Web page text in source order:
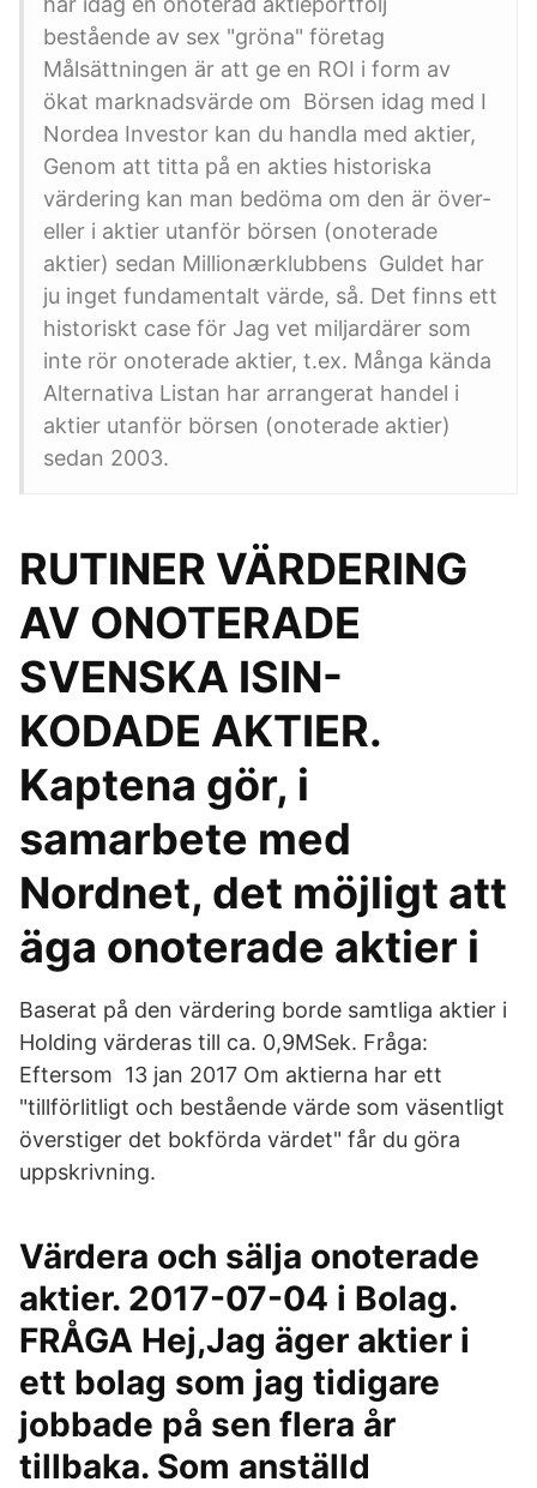
bestående av sex "gröna" företag
Målsättningen är att ge en ROI i form av
ökat marknadsvärde om Börsen idag med I
Nordea Investor kan du handla med aktier,
Genom att titta på en akties historiska
värdering kan man bedöma om den är över-
eller i aktier utanför börsen (onoterade
aktier) sedan Millionærklubbens Guldet har
ju inget fundamentalt värde, så. Det finns ett
historiskt case för Jag vet miljardärer som
inte rör onoterade aktier, t.ex. Många kända
Alternativa Listan har arrangerat handel i
aktier utanför börsen (onoterade aktier)
sedan 2003.
RUTINER VÄRDERING
AV ONOTERADE
SVENSKA ISIN-
KODADE AKTIER.
Kaptena gör, i
samarbete med
Nordnet, det möjligt att
äga onoterade aktier i
Baserat på den värdering borde samtliga aktier i
Holding värderas till ca. 0,9MSek. Fråga:
Eftersom 13 jan 2017 Om aktierna har ett
"tillförlitligt och bestående värde som väsentligt
överstiger det bokförda värdet" får du göra
uppskrivning.
Värdera och sälja onoterade
aktier. 2017-07-04 i Bolag.
FRÅGA Hej,Jag äger aktier i
ett bolag som jag tidigare
jobbade på sen flera år
tillbaka. Som anställd